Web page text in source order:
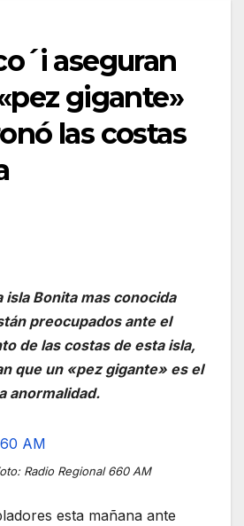
aseguran
gigante»
las costas
isla Bonita mas conocida
preocupados ante el
de las costas de esta isla,
que un «pez gigante» es el
anormalidad.
Radio Regional 660 AM
esta mañana ante